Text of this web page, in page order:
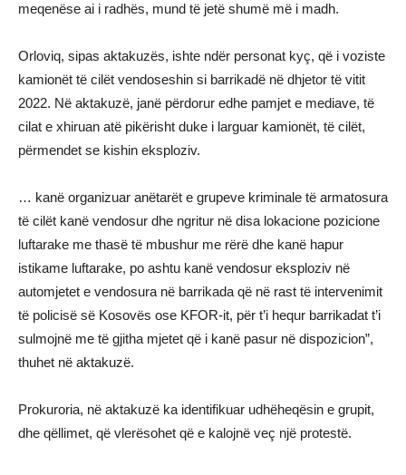
meqenëse ai i radhës, mund të jetë shumë më i madh.
Orloviq, sipas aktakuzës, ishte ndër personat kyç, që i voziste
kamionët të cilët vendoseshin si barrikadë në dhjetor të vitit
2022. Në aktakuzë, janë përdorur edhe pamjet e mediave, të
cilat e xhiruan atë pikërisht duke i larguar kamionët, të cilët,
përmendet se kishin eksploziv.
… kanë organizuar anëtarët e grupeve kriminale të armatosura
të cilët kanë vendosur dhe ngritur në disa lokacione pozicione
luftarake me thasë të mbushur me rërë dhe kanë hapur
istikame luftarake, po ashtu kanë vendosur eksploziv në
automjetet e vendosura në barrikada që në rast të intervenimit
të policisë së Kosovës ose KFOR-it, për t’i hequr barrikadat t’i
sulmojnë me të gjitha mjetet që i kanë pasur në dispozicion”,
thuhet në aktakuzë.
Prokuroria, në aktakuzë ka identifikuar udhëheqësin e grupit,
dhe qëllimet, që vlerësohet që e kalojnë veç një protestë.